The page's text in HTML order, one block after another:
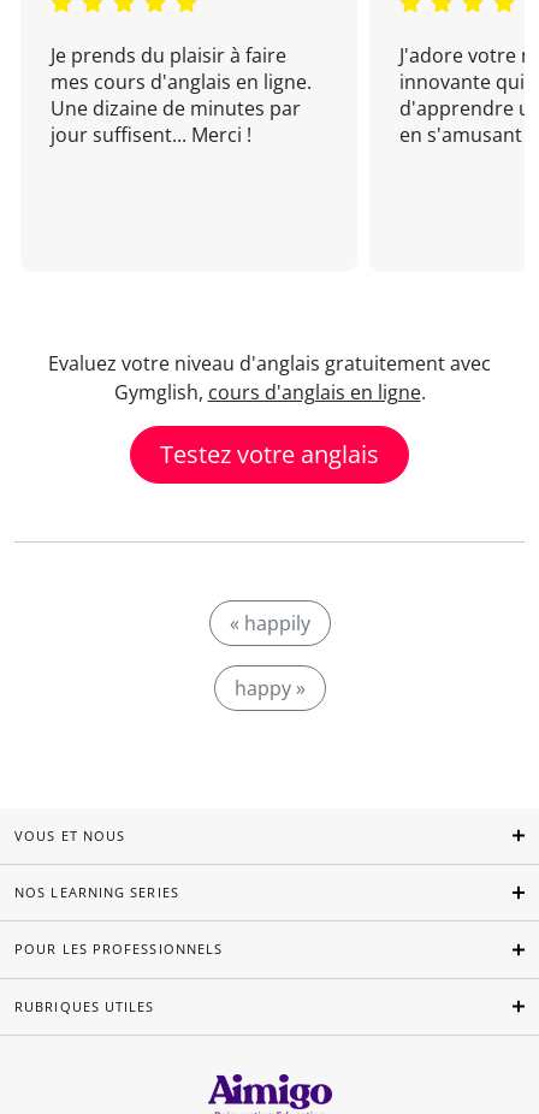
Je prends du plaisir à faire
mes cours d'anglais en ligne.
Une dizaine de minutes par
jour suffisent... Merci !
J'adore votre
innovante qui
d'apprendre
en s'amusant !
Evaluez votre niveau d'anglais gratuitement avec
Gymglish, cours d'anglais en ligne.
Testez votre anglais
« happily
happy »
VOUS ET NOUS
NOS LEARNING SERIES
POUR LES PROFESSIONNELS
RUBRIQUES UTILES